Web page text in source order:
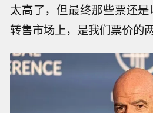
太高了，但最终那些票还
转售市场上，是我们票价的